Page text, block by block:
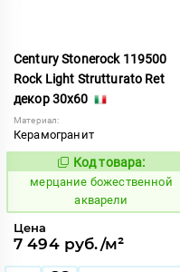
Century Stonerock 119500
Rock Light Strutturato Ret
декор 30x60
Материал:
Керамогранит
969500
Код товара:
мерцание божественной
акварели
Цена
7 494 руб./м²